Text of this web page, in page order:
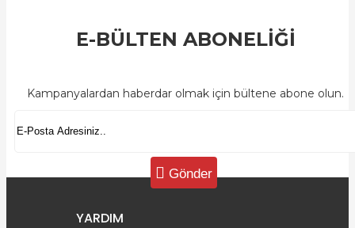
E-BÜLTEN ABONELİĞİ
Kampanyalardan haberdar olmak için bültene abone olun.
Gönder
YARDIM